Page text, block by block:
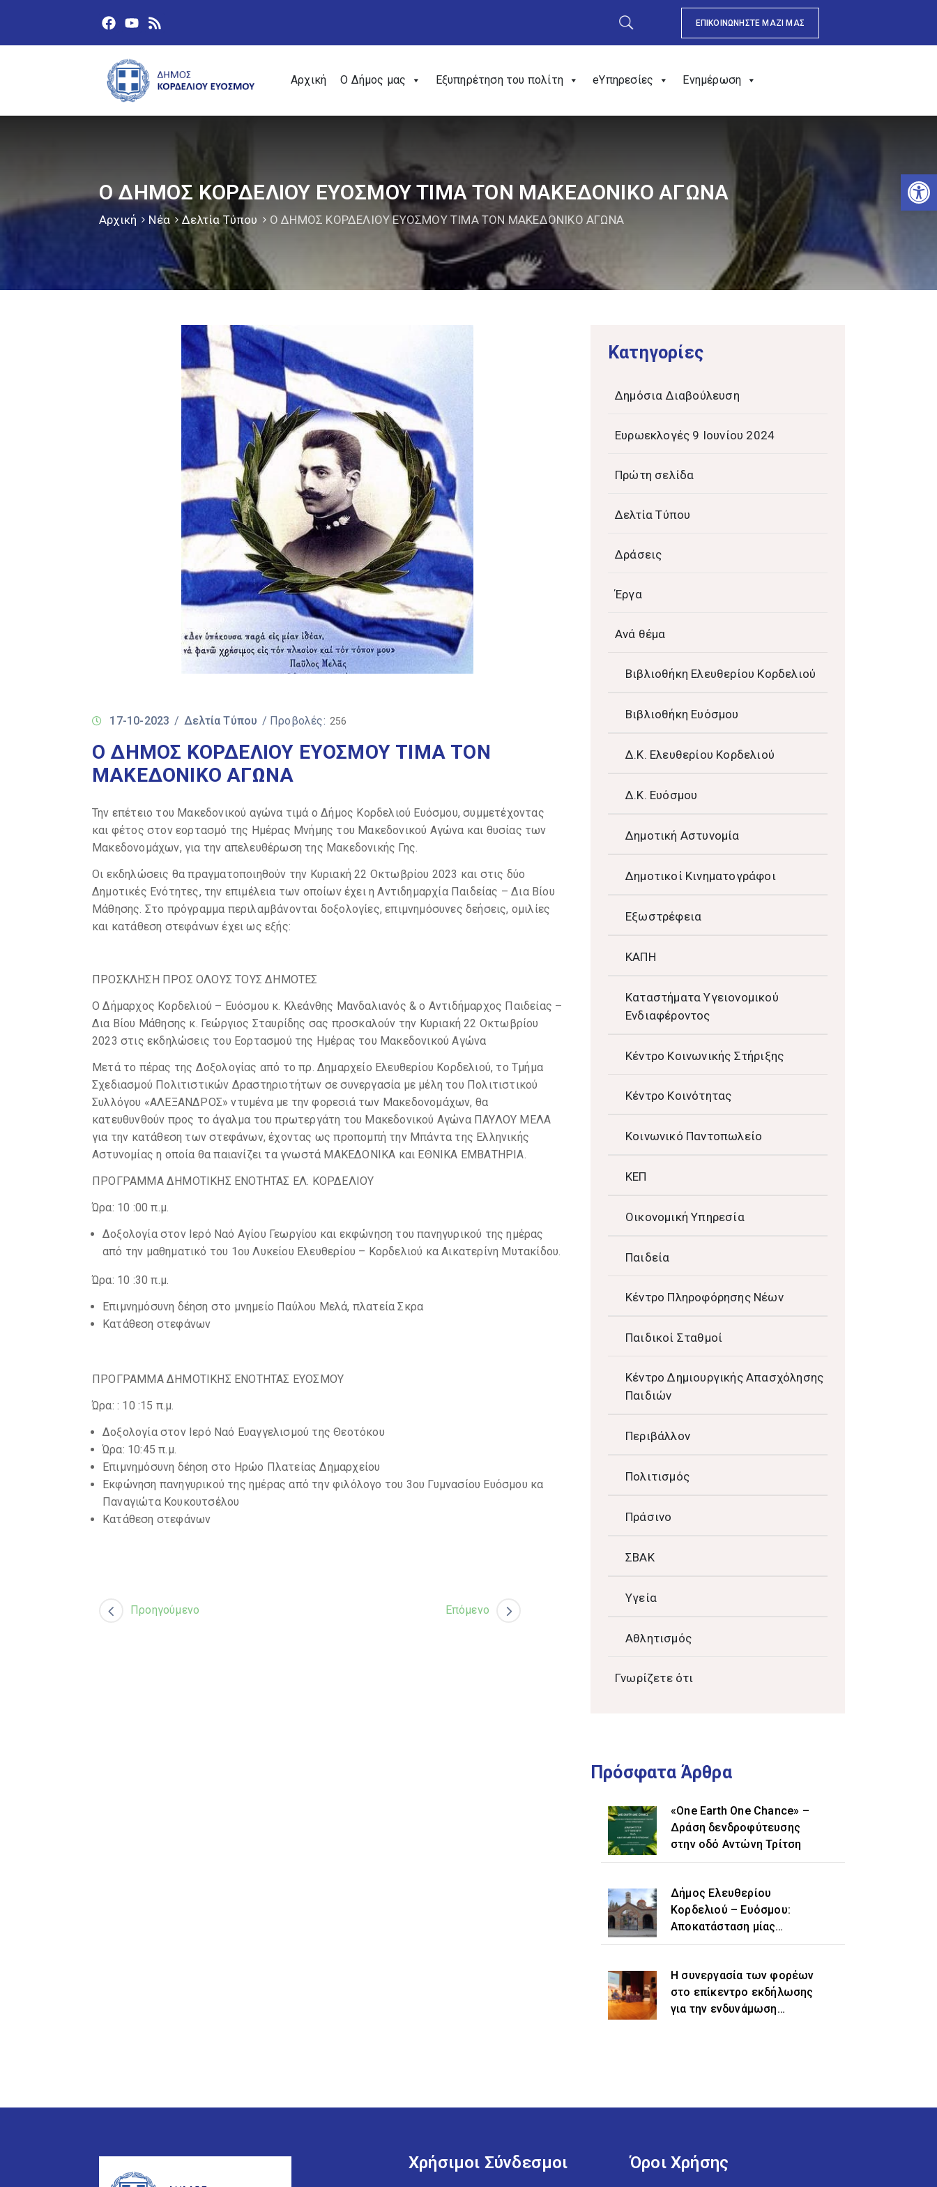
ΕΠΙΚΟΙΝΩΝΗΣΤΕ ΜΑΖΙ ΜΑΣ
Αρχική Ο Δήμος μας Εξυπηρέτηση του πολίτη eΥπηρεσίες Ενημέρωση
Ο ΔΗΜΟΣ ΚΟΡΔΕΛΙΟΥ ΕΥΟΣΜΟΥ ΤΙΜΑ ΤΟΝ ΜΑΚΕΔΟΝΙΚΟ ΑΓΩΝΑ
Αρχική Νέα Δελτία Τύπου Ο ΔΗΜΟΣ ΚΟΡΔΕΛΙΟΥ ΕΥΟΣΜΟΥ ΤΙΜΑ ΤΟΝ ΜΑΚΕΔΟΝΙΚΟ ΑΓΩΝΑ
17-10-2023 / Δελτία Τύπου / Προβολές: 256
Ο ΔΗΜΟΣ ΚΟΡΔΕΛΙΟΥ ΕΥΟΣΜΟΥ ΤΙΜΑ ΤΟΝ
ΜΑΚΕΔΟΝΙΚΟ ΑΓΩΝΑ
Την επέτειο του Μακεδονικού αγώνα τιμά ο Δήμος Κορδελιού Ευόσμου, συμμετέχοντας
και φέτος στον εορτασμό της Ημέρας Μνήμης του Μακεδονικού Αγώνα και θυσίας των
Μακεδονομάχων, για την απελευθέρωση της Μακεδονικής Γης.
Οι εκδηλώσεις θα πραγματοποιηθούν την Κυριακή 22 Οκτωβρίου 2023 και στις δύο
Δημοτικές Ενότητες, την επιμέλεια των οποίων έχει η Αντιδημαρχία Παιδείας – Δια Βίου
Μάθησης. Στο πρόγραμμα περιλαμβάνονται δοξολογίες, επιμνημόσυνες δεήσεις, ομιλίες
και κατάθεση στεφάνων έχει ως εξής:
ΠΡΟΣΚΛΗΣΗ ΠΡΟΣ ΟΛΟΥΣ ΤΟΥΣ ΔΗΜΟΤΕΣ
Ο Δήμαρχος Κορδελιού – Ευόσμου κ. Κλεάνθης Μανδαλιανός & ο Αντιδήμαρχος Παιδείας –
Δια Βίου Μάθησης κ. Γεώργιος Σταυρίδης σας προσκαλούν την Κυριακή 22 Οκτωβρίου
2023 στις εκδηλώσεις του Εορτασμού της Ημέρας του Μακεδονικού Αγώνα
Μετά το πέρας της Δοξολογίας από το πρ. Δημαρχείο Ελευθερίου Κορδελιού, το Τμήμα
Σχεδιασμού Πολιτιστικών Δραστηριοτήτων σε συνεργασία με μέλη του Πολιτιστικού
Συλλόγου «ΑΛΕΞΑΝΔΡΟΣ» ντυμένα με την φορεσιά των Μακεδονομάχων, θα
κατευθυνθούν προς το άγαλμα του πρωτεργάτη του Μακεδονικού Αγώνα ΠΑΥΛΟΥ ΜΕΛΑ
για την κατάθεση των στεφάνων, έχοντας ως προπομπή την Μπάντα της Ελληνικής
Αστυνομίας η οποία θα παιανίζει τα γνωστά ΜΑΚΕΔΟΝΙΚΑ και ΕΘΝΙΚΑ ΕΜΒΑΤΗΡΙΑ.
ΠΡΟΓΡΑΜΜΑ ΔΗΜΟΤΙΚΗΣ ΕΝΟΤΗΤΑΣ ΕΛ. ΚΟΡΔΕΛΙΟΥ
Ώρα: 10 :00 π.μ.
Δοξολογία στον Ιερό Ναό Αγίου Γεωργίου και εκφώνηση του πανηγυρικού της ημέρας
από την μαθηματικό του 1ου Λυκείου Ελευθερίου – Κορδελιού κα Αικατερίνη Μυτακίδου.
Ώρα: 10 :30 π.μ.
Επιμνημόσυνη δέηση στο μνημείο Παύλου Μελά, πλατεία Σκρα
Κατάθεση στεφάνων
ΠΡΟΓΡΑΜΜΑ ΔΗΜΟΤΙΚΗΣ ΕΝΟΤΗΤΑΣ ΕΥΟΣΜΟΥ
Ώρα: : 10 :15 π.μ.
Δοξολογία στον Ιερό Ναό Ευαγγελισμού της Θεοτόκου
Ώρα: 10:45 π.μ.
Επιμνημόσυνη δέηση στο Ηρώο Πλατείας Δημαρχείου
Εκφώνηση πανηγυρικού της ημέρας από την φιλόλογο του 3ου Γυμνασίου Ευόσμου κα
Παναγιώτα Κουκουτσέλου
Κατάθεση στεφάνων
Προηγούμενο Επόμενο
Kατηγορίες
Δημόσια Διαβούλευση
Ευρωεκλογές 9 Ιουνίου 2024
Πρώτη σελίδα
Δελτία Τύπου
Δράσεις
Έργα
Ανά θέμα
Βιβλιοθήκη Ελευθερίου Κορδελιού
Βιβλιοθήκη Ευόσμου
Δ.Κ. Ελευθερίου Κορδελιού
Δ.Κ. Ευόσμου
Δημοτική Αστυνομία
Δημοτικοί Κινηματογράφοι
Εξωστρέφεια
ΚΑΠΗ
Καταστήματα Υγειονομικού
Ενδιαφέροντος
Κέντρο Κοινωνικής Στήριξης
Κέντρο Κοινότητας
Κοινωνικό Παντοπωλείο
ΚΕΠ
Οικονομική Υπηρεσία
Παιδεία
Κέντρο Πληροφόρησης Νέων
Παιδικοί Σταθμοί
Κέντρο Δημιουργικής Απασχόλησης
Παιδιών
Περιβάλλον
Πολιτισμός
Πράσινο
ΣΒΑΚ
Υγεία
Αθλητισμός
Γνωρίζετε ότι
Πρόσφατα Άρθρα
«One Earth One Chance» –
Δράση δενδροφύτευσης
στην οδό Αντώνη Τρίτση
Δήμος Ελευθερίου
Κορδελιού – Ευόσμου:
Αποκατάσταση μίας
ιστορικής αδικίας η
«Ελευθέριο» στην
ονομασία του δήμου
Η συνεργασία των φορέων
στο επίκεντρο εκδήλωσης
για την ενδυνάμωση
Χρήσιμοι Σύνδεσμοι Όροι Χρήσης